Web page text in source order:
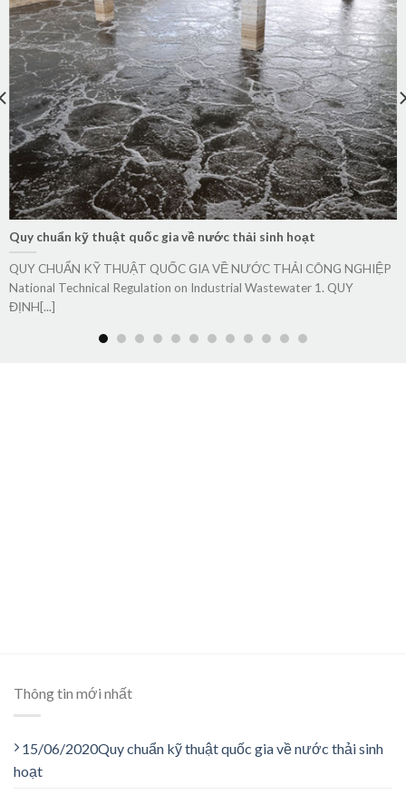
Quy chuẩn kỹ thuật quốc gia về nước thải sinh hoạt
QUY CHUẨN KỸ THUẬT QUỐC GIA VỀ NƯỚC THẢI CÔNG NGHIỆP
National Technical Regulation on Industrial Wastewater 1. QUY
ĐỊNH[...]
Thông tin mới nhất
15/06/2020Quy chuẩn kỹ thuật quốc gia về nước thải sinh
hoạt